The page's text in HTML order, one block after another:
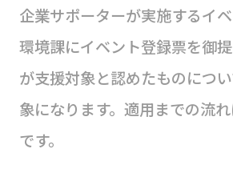
企業サポーターが実施するイ
環境課にイベント登録票を御
が支援対象と認めたものにつ
象になります。適用までの流
です。